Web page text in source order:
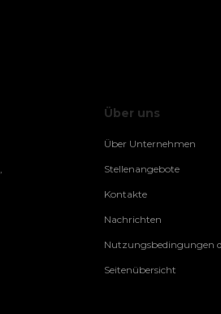
Über uns
Über Unternehmen
Stellenangebote
Kontakte
Nachrichten
Nutzungsbedingungen
Seitenübersicht